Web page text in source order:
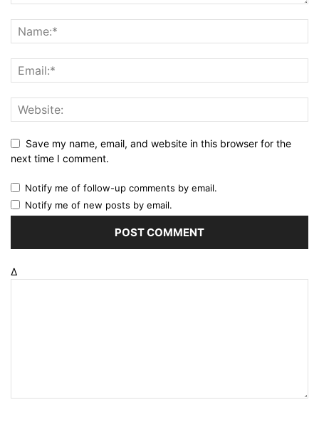
Save my name, email, and website in this browser for the
next time I comment.
Notify me of follow-up comments by email.
Notify me of new posts by email.
Δ